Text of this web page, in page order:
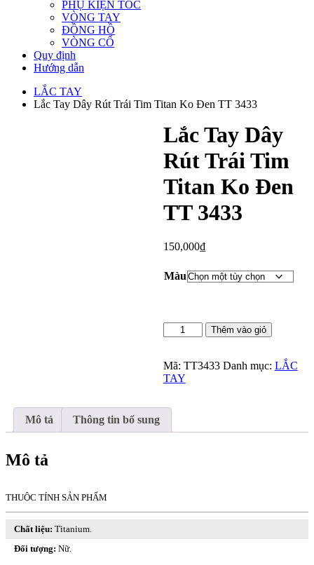
PHỤ KIỆN TÓC
VÒNG TAY
ĐỒNG HỒ
VÒNG CỔ
Quy định
Hướng dẫn
LẮC TAY
Lắc Tay Dây Rút Trái Tim Titan Ko Đen TT 3433
Lắc Tay Dây
Rút Trái Tim
Titan Ko Đen
TT 3433
150,000₫
Màu
Tay
Rút
Trái
Đen
Thêm vào giỏ
Mã: TT3433 Danh mục: LẮC
TAY
Mô tả Thông tin bổ sung
Mô tả
THUỘC TÍNH SẢN PHẨM
Chất liệu: Titanium.
Đối tượng: Nữ.